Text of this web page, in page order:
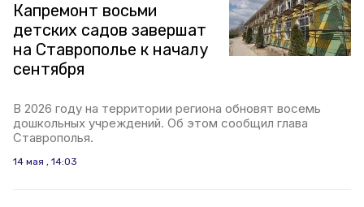
Капремонт восьми
детских садов завершат
на Ставрополье к началу
сентября
В 2026 году на территории региона обновят восемь
дошкольных учреждений. Об этом сообщил глава
Ставрополья.
14 мая , 14:03